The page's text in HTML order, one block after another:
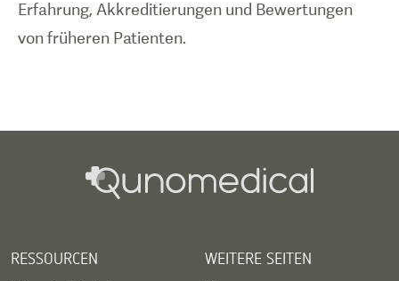
Erfahrung, Akkreditierungen und Bewertungen
von früheren Patienten.
RESSOURCEN WEITERE SEITEN